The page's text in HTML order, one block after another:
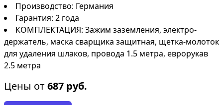
Производство: Германия
Гарантия: 2 года
КОМПЛЕКТАЦИЯ: Зажим заземления, электро-
держатель, маска сварщика защитная, щетка-молоток
для удаления шлаков, провода 1.5 метра, еврорукав
2.5 метра
Цены от687 руб.